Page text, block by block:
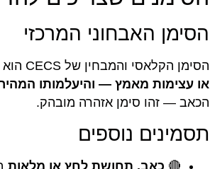
הסימן האבחוני המרכזי
הסימן הקלאסי והמבחין של CECS הוא
או עצימות מאמץ — והיעלמותו
הכאב — זהו סימן אזהרה מובהק.
תסמינים נוספים
🔴 כאב, תחושת לחץ או מלאות